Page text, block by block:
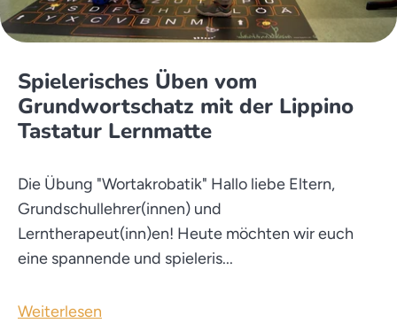
Spielerisches Üben vom
Grundwortschatz mit der Lippino
Tastatur Lernmatte
Die Übung "Wortakrobatik" Hallo liebe Eltern,
Grundschullehrer(innen) und
Lerntherapeut(inn)en! Heute möchten wir euch
eine spannende und spieleris...
Weiterlesen